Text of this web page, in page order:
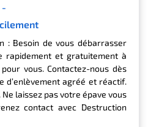
-
: Besoin de vous débarrasser
rapidement et gratuitement à
vous. Contactez-nous dès
d’enlèvement agréé et réactif.
laissez pas votre épave vous
contact avec Destruction